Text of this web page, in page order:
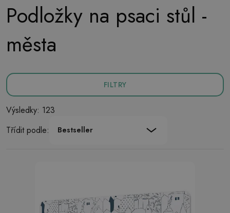
Podložky na psaci stůl -
města
FILTRY
Výsledky: 123
Třídit podle:
Bestseller